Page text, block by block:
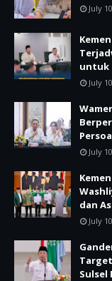
July
untuk
July
July
dan
July
Sulsel